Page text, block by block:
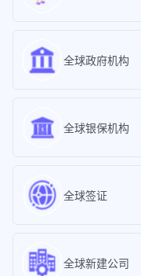
全球政府机构
全球银保机构
全球签证
全球新建公司